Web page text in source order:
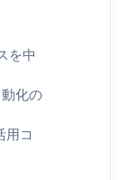
を中
化の
用コ